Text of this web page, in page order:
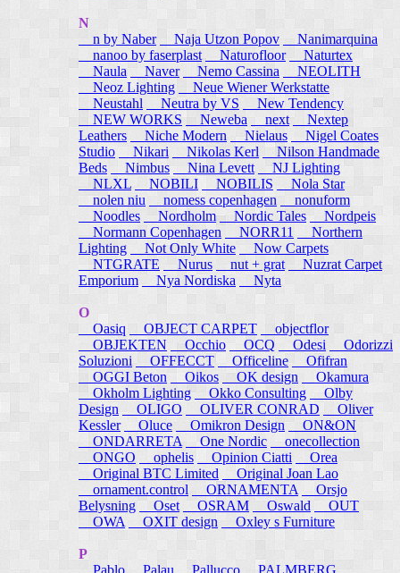
N
n by Naber
Naja Utzon Popov
Nanimarquina
nanoo by faserplast
Naturofloor
Naturtex
Naula
Naver Nemo Cassina
NEOLITH
Neoz Lighting
Neue Wiener Werkstatte
Neustahl
Neutra by VS
New Tendency
NEW WORKS
Neweba next
Nextep
Leathers
Niche Modern Nielaus
Nigel Coates
Studio
Nikari Nikolas Kerl
Nilson Handmade
Beds
Nimbus Nina Levett
NJ Lighting
NLXL
NOBILI NOBILIS
Nola Star
nolen niu
nomess copenhagen
nonuform
Noodles
Nordholm Nordic Tales
Nordpeis
Normann Copenhagen
NORR11
Northern
Lighting
Not Only White
Now Carpets
NTGRATE
Nurus nut + grat
Nuzrat Carpet
Emporium
Nya Nordiska Nyta
O
Oasiq
OBJECT CARPET
objectflor
OBJEKTEN
Occhio OCQ Odesi
Odorizzi
Soluzioni
OFFECCT Officeline
Ofifran
OGGI Beton
Oikos OK design
Okamura
Okholm Lighting
Okko Consulting
Olby
Design
OLIGO OLIVER CONRAD
Oliver
Kessler
Oluce Omikron Design
ON&ON
ONDARRETA
One Nordic
onecollection
ONGO
ophelis Opinion Ciatti
Orea
Original BTC Limited
Original Joan Lao
ornament.control
ORNAMENTA
Orsjo
Belysning
Oset OSRAM Oswald
OUT
OWA
OXIT design Oxley s Furniture
P